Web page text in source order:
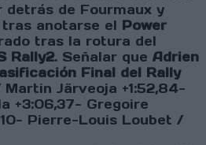
detrás de Fourmaux y
anotarse el Power
tras la rotura del
Rally2. Señalar que Adrien
Final del Rally
Järveoja +1:52,84-
+3:06,37- Gregoire
Pierre-Louis Loubet /